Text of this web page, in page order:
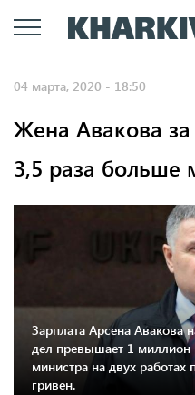
04 марта, 2020 - 18:50
Жена Авакова за
3,5 раза больше
Зарплата Арсена Авакова
дел превышает 1 миллион
министра на двух
гривен.